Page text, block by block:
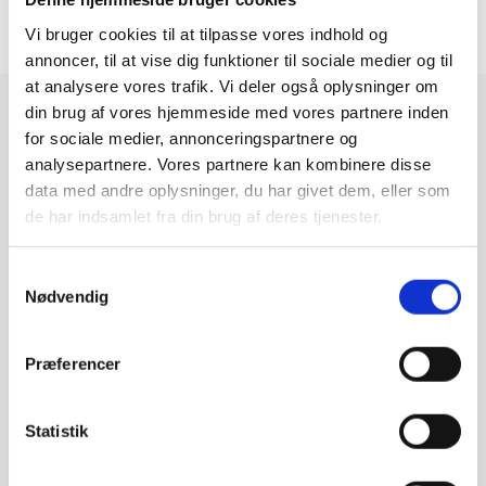
Vi bruger cookies til at tilpasse vores indhold og
annoncer, til at vise dig funktioner til sociale medier og til
at analysere vores trafik. Vi deler også oplysninger om
din brug af vores hjemmeside med vores partnere inden
for sociale medier, annonceringspartnere og
analysepartnere. Vores partnere kan kombinere disse
data med andre oplysninger, du har givet dem, eller som
de har indsamlet fra din brug af deres tjenester.
Nødvendig
Præferencer
Statistik
Relaterede cases
Herunder finder du andre af vores projekter i
samme kategori.